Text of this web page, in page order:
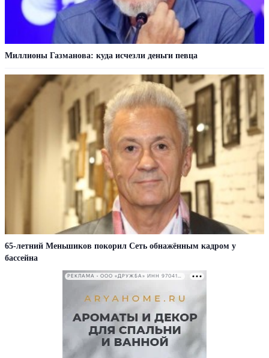
Миллионы Газманова: куда исчезли деньги певца
65-летний Меньшиков покорил Сеть обнажённым кадром у
бассейна
РЕКЛАМА • ООО «ДРУЖБА» ИНН 9704146411